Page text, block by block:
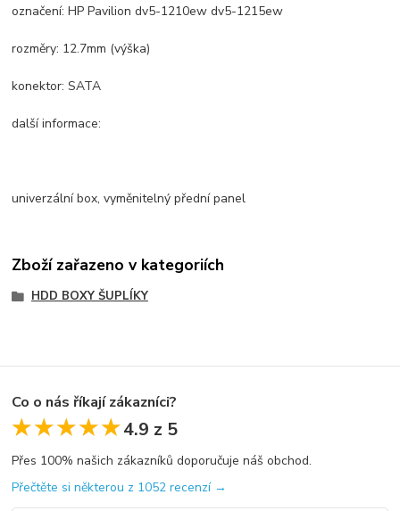
označení: HP Pavilion dv5-1210ew dv5-1215ew
rozměry: 12.7mm (výška)
konektor: SATA
další informace:
univerzální box, vyměnitelný přední panel
Zboží zařazeno v kategoriích
HDD BOXY ŠUPLÍKY
Co o nás říkají zákazníci?
★★★★★
★★★★★4.9 z 5
Přes 100% našich zákazníků doporučuje náš obchod.
Přečtěte si některou z 1052 recenzí →